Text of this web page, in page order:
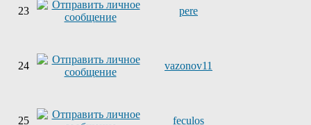
23 pere
24 vazonov11
25 feculos